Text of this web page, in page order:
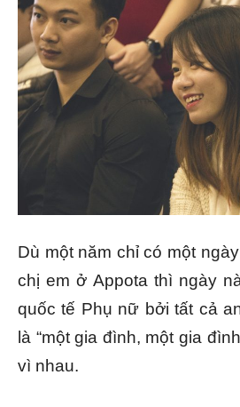
Dù một năm chỉ có một
chị em ở Appota thì ngày
quốc tế Phụ nữ bởi tất cả
là “một gia đình, một gia
vì nhau.